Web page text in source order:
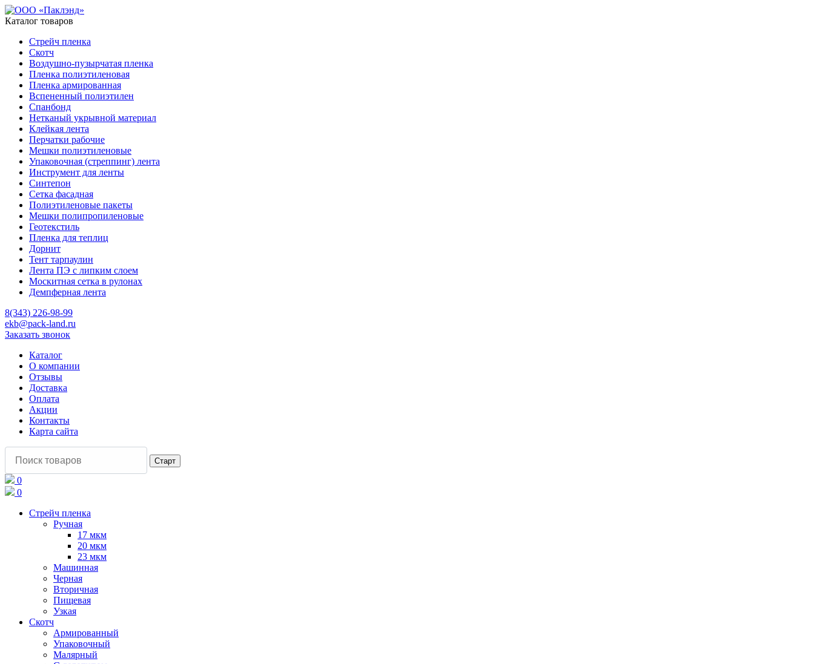
Каталог товаров
Стрейч пленка
Скотч
Воздушно-пузырчатая пленка
Пленка полиэтиленовая
Пленка армированная
Вспененный полиэтилен
Спанбонд
Нетканый укрывной материал
Клейкая лента
Перчатки рабочие
Мешки полиэтиленовые
Упаковочная (стреппинг) лента
Инструмент для ленты
Синтепон
Сетка фасадная
Полиэтиленовые пакеты
Мешки полипропиленовые
Геотекстиль
Пленка для теплиц
Дорнит
Тент тарпаулин
Лента ПЭ с липким слоем
Москитная сетка в рулонах
Демпферная лента
8(343) 226-98-99
ekb@pack-land.ru
Заказать звонок
Каталог
О компании
Отзывы
Доставка
Оплата
Акции
Контакты
Карта сайта
0
0
Стрейч пленка
Ручная
17 мкм
20 мкм
23 мкм
Машинная
Черная
Вторичная
Пищевая
Узкая
Скотч
Армированный
Упаковочный
Малярный